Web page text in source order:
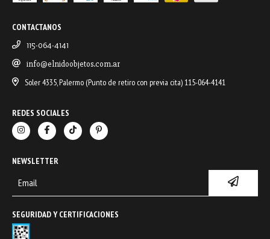
CONTACTANOS
115-064-4141
info@elnidoobjetos.com.ar
Soler 4335, Palermo (Punto de retiro con previa cita) 115-064-4141
REDES SOCIALES
NEWSLETTER
SEGURIDAD Y CERTIFICACIONES